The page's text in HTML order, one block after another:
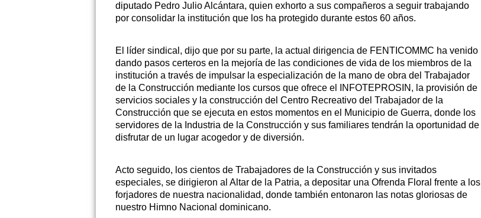
diputado Pedro Julio Alcántara, quien exhorto a sus compañeros a seguir trabajando
por consolidar la institución que los ha protegido durante estos 60 años.
El líder sindical, dijo que por su parte, la actual dirigencia de FENTICOMMC ha venido
dando pasos certeros en la mejoría de las condiciones de vida de los miembros de la
institución a través de impulsar la especialización de la mano de obra del Trabajador
de la Construcción mediante los cursos que ofrece el INFOTEPROSIN, la provisión de
servicios sociales y la construcción del Centro Recreativo del Trabajador de la
Construcción que se ejecuta en estos momentos en el Municipio de Guerra, donde los
servidores de la Industria de la Construcción y sus familiares tendrán la oportunidad de
disfrutar de un lugar acogedor y de diversión.
Acto seguido, los cientos de Trabajadores de la Construcción y sus invitados
especiales, se dirigieron al Altar de la Patria, a depositar una Ofrenda Floral frente a los
forjadores de nuestra nacionalidad, donde también entonaron las notas gloriosas de
nuestro Himno Nacional dominicano.